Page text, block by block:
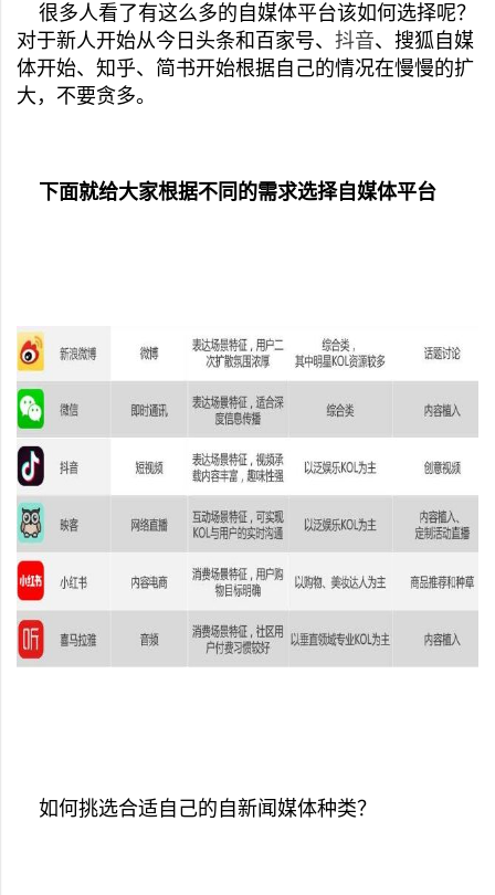
很多人看了有这么多的自媒体平台该如何选择呢？
对于新人开始从今日头条和百家号、 抖音、搜狐自媒
体开始、知乎、简书开始根据自己的情况在慢慢的扩
大，不要贪多。
下面就给大家根据不同的需求选择自媒体平台
如何挑选合适自己的自新闻媒体种类？